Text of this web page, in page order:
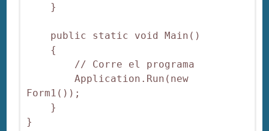
}
public static void Main()
{
// Corre el programa
Application.Run(new
Form1());
}